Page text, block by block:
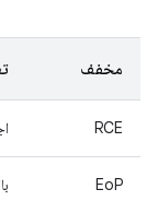
مخفف
RCE
EoP